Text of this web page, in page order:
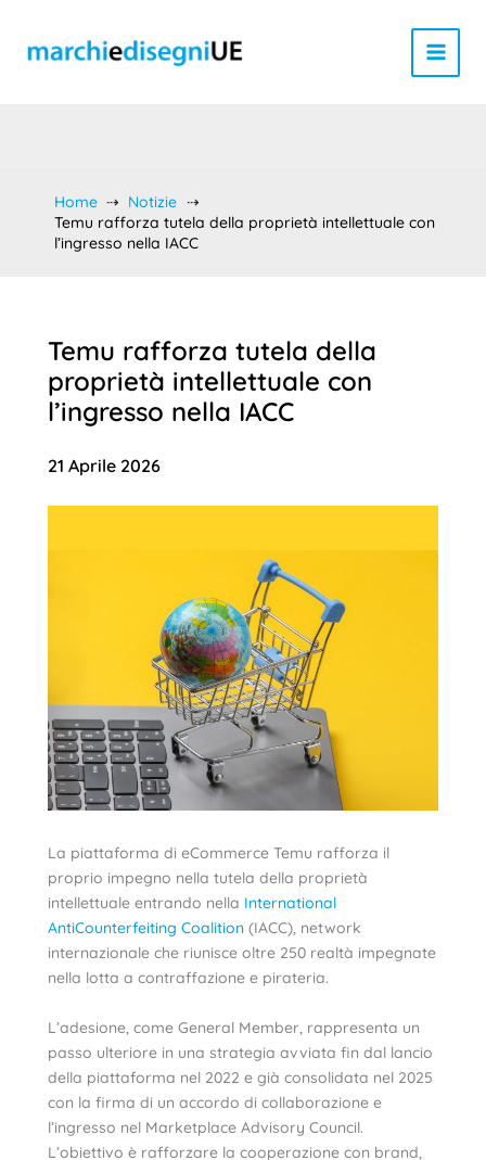
contenuto
Home
Notizie
Temu rafforza tutela della proprietà intellettuale con
l’ingresso nella IACC
Temu rafforza tutela della
proprietà intellettuale con
l’ingresso nella IACC
21 Aprile 2026
La piattaforma di eCommerce Temu rafforza il
proprio impegno nella tutela della proprietà
intellettuale entrando nella International
AntiCounterfeiting Coalition (IACC), network
internazionale che riunisce oltre 250 realtà impegnate
nella lotta a contraffazione e pirateria.
L’adesione, come General Member, rappresenta un
passo ulteriore in una strategia avviata fin dal lancio
della piattaforma nel 2022 e già consolidata nel 2025
con la firma di un accordo di collaborazione e
l’ingresso nel Marketplace Advisory Council.
L’obiettivo è rafforzare la cooperazione con brand,